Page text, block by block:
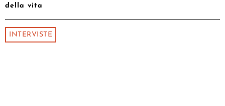
della vita
INTERVISTE